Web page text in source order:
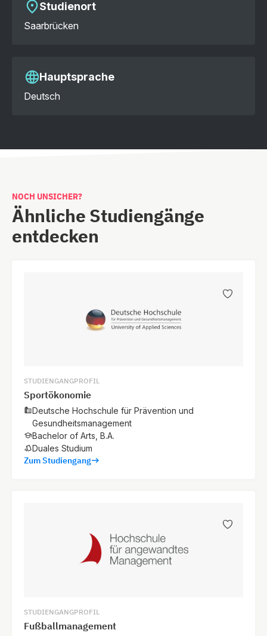
Studienort
Saarbrücken
Hauptsprache
Deutsch
NOCH UNSICHER?
Ähnliche Studiengänge
entdecken
STUDIENGANGPROFIL
Sportökonomie
Deutsche Hochschule für Prävention und
Gesundheitsmanagement
Bachelor of Arts, B.A.
Duales Studium
Zum Studiengang
STUDIENGANGPROFIL
Fußballmanagement